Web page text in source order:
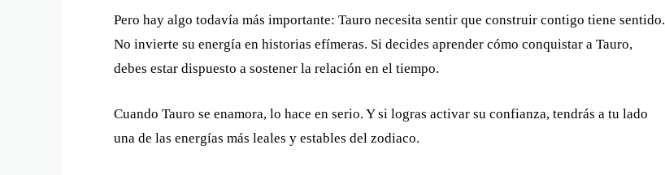
Pero hay algo todavía más importante: Tauro necesita sentir que construir contigo tiene sentido.
No invierte su energía en historias efímeras. Si decides aprender cómo conquistar a Tauro,
debes estar dispuesto a sostener la relación en el tiempo.
Cuando Tauro se enamora, lo hace en serio. Y si logras activar su confianza, tendrás a tu lado
una de las energías más leales y estables del zodiaco.